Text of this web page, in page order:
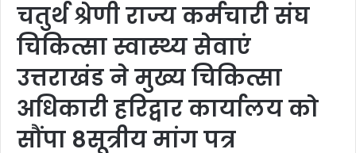
चतुर्थ श्रेणी राज्य कर्मचारी संघ
चिकित्सा स्वास्थ्य सेवाएं
उत्तराखंड ने मुख्य चिकित्सा
अधिकारी हरिद्वार कार्यालय को
सौंपा 8सूत्रीय मांग पत्र